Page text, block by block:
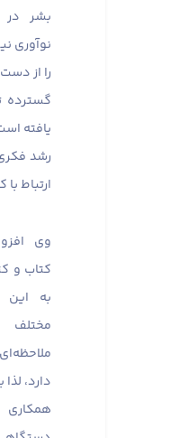
بشر
نوآوری
را از
گسترده
یافته
رشد
ارتباط
وی
کتاب و
به
مختلف
دارد،